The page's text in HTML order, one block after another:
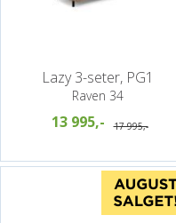
Lazy 3-seter, PG1
Raven 34
13 995,- 17 995,-